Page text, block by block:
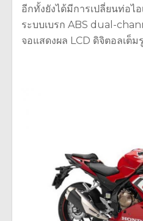
อีกทั้งยังได้มีการเปลี่ยนท่อไ
ระบบเบรก ABS dual-
จอแสดงผล LCD ดิจิตอลเต็ม